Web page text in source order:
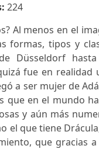
224
Al menos en el
formas, tipos y
Düsseldorf
fue en realidad
a ser mujer de
que en el mundo
y aún más
el que tiene
que gracias